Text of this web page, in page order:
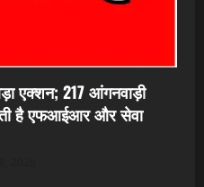
एक्शन; 217 आंगनवाड़ी
है एफआईआर और सेवा